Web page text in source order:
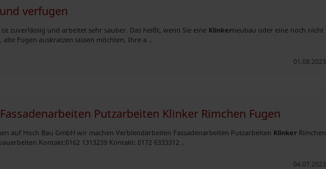
verfugen
ist zuverlässig und arbeitet sehr sauber. Das heißt, wenn Sie eine Klinkerneubau oder eine noch nicht
Fugen auskratzen lassen möchten, Ihre a ..
01.08.2023
Putzarbeiten Klinker Rimchen Fugen
auf Hoch Bau GmbH wir machen Verblendarbeiten Fassadenarbeiten Putzarbeiten Klinker Rimchen
Kontakt:0162 1313239 Kontakt: 0172 6333312 ..
04.07.2023